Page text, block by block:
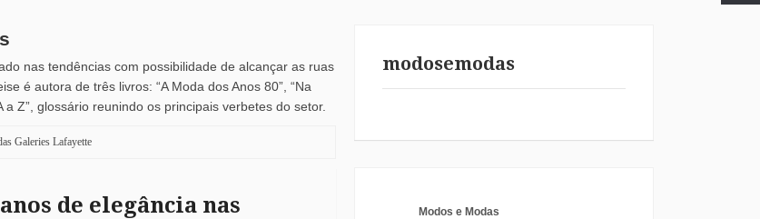
nas tendências com possibilidade de alcançar as ruas
é autora de três livros: “A Moda dos Anos 80”, “Na
Z”, glossário reunindo os principais verbetes do setor.
Galeries Lafayette
de elegância nas
modosemodas
Modos e Modas